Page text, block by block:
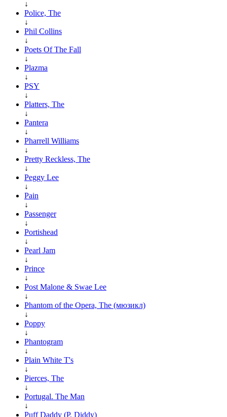
↓
Police, The
↓
Phil Collins
↓
Poets Of The Fall
↓
Plazma
↓
PSY
↓
Platters, The
↓
Pantera
↓
Pharrell Williams
↓
Pretty Reckless, The
↓
Peggy Lee
↓
Pain
↓
Passenger
↓
Portishead
↓
Pearl Jam
↓
Prince
↓
Post Malone & Swae Lee
↓
Phantom of the Opera, The (мюзикл)
↓
Poppy
↓
Phantogram
↓
Plain White T's
↓
Pierces, The
↓
Portugal. The Man
↓
Puff Daddy (P. Diddy)